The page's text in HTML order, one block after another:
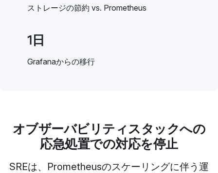
ストレージの節約 vs. Prometheus
1日
Grafanaからの移行
オブザーバビリティスタックへの
応急処置での対応を停止
SREは、Prometheusのスケーリングに伴う運